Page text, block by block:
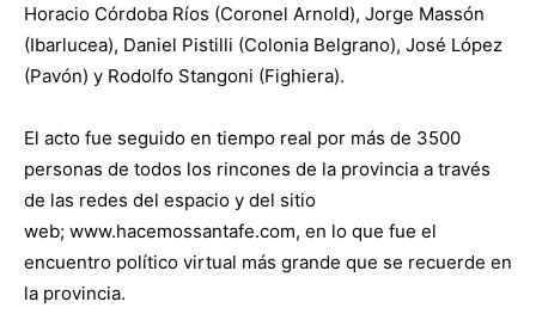
Horacio Córdoba Ríos (Coronel Arnold), Jorge Massón
(Ibarlucea), Daniel Pistilli (Colonia Belgrano), José López
(Pavón) y Rodolfo Stangoni (Fighiera).
El acto fue seguido en tiempo real por más de 3500
personas de todos los rincones de la provincia a través
de las redes del espacio y del sitio
web; www.hacemossantafe.com, en lo que fue el
encuentro político virtual más grande que se recuerde en
la provincia.